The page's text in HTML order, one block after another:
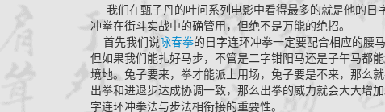
我们在甄子丹的叶问系列电影中看得最多的就是他的日
冲拳在街斗实战中的确管用，但绝不是万能的绝招。
首先我们说咏春拳的日字连环冲拳一定要配合相应的腰
但如果我们能扎好马步，不管是二字钳阳马还是子午马都
境地。兔子要来，拳才能派上用场，兔子要是不来，那么
出拳和进退步达成协调一致，那么出拳的威力就会大大增
字连环冲拳法与步法相衔接的重要性。